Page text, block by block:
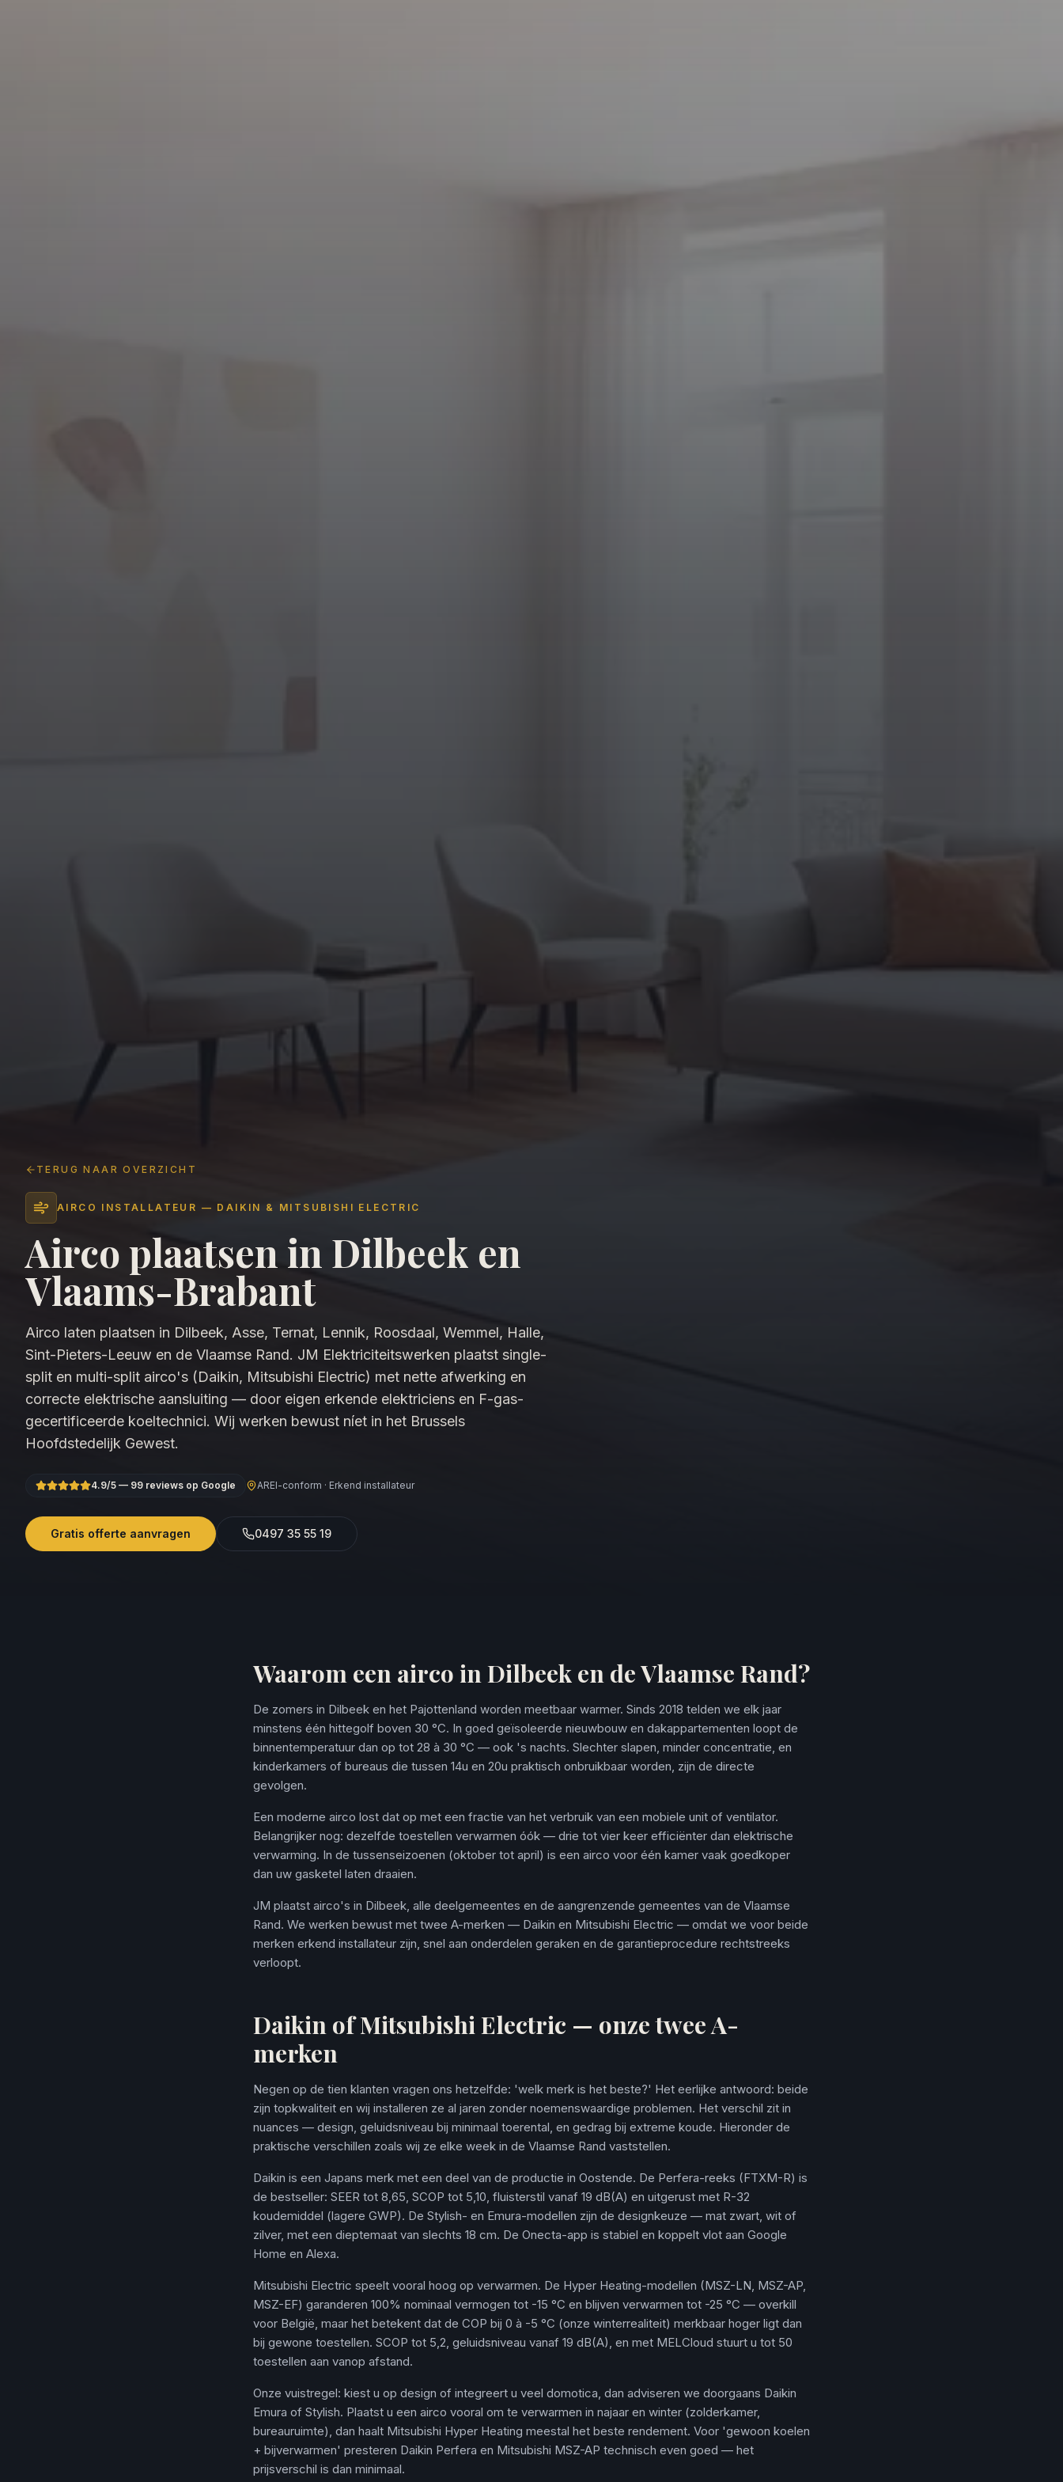
TERUG NAAR OVERZICHT
AIRCO INSTALLATEUR — DAIKIN & MITSUBISHI ELECTRIC
Airco plaatsen in Dilbeek en
Vlaams-Brabant
Airco laten plaatsen in Dilbeek, Asse, Ternat, Lennik, Roosdaal, Wemmel, Halle,
Sint-Pieters-Leeuw en de Vlaamse Rand. JM Elektriciteitswerken plaatst single-
split en multi-split airco's (Daikin, Mitsubishi Electric) met nette afwerking en
correcte elektrische aansluiting — door eigen erkende elektriciens en F-gas-
gecertificeerde koeltechnici. Wij werken bewust níet in het Brussels
Hoofdstedelijk Gewest.
4.9/5 — 99 reviews op Google AREI-conform · Erkend installateur
Gratis offerte aanvragen 0497 35 55 19
Waarom een airco in Dilbeek en de Vlaamse Rand?
De zomers in Dilbeek en het Pajottenland worden meetbaar warmer. Sinds 2018 telden we elk jaar
minstens één hittegolf boven 30 °C. In goed geïsoleerde nieuwbouw en dakappartementen loopt de
binnentemperatuur dan op tot 28 à 30 °C — ook 's nachts. Slechter slapen, minder concentratie, en
kinderkamers of bureaus die tussen 14u en 20u praktisch onbruikbaar worden, zijn de directe
gevolgen.
Een moderne airco lost dat op met een fractie van het verbruik van een mobiele unit of ventilator.
Belangrijker nog: dezelfde toestellen verwarmen óók — drie tot vier keer efficiënter dan elektrische
verwarming. In de tussenseizoenen (oktober tot april) is een airco voor één kamer vaak goedkoper
dan uw gasketel laten draaien.
JM plaatst airco's in Dilbeek, alle deelgemeentes en de aangrenzende gemeentes van de Vlaamse
Rand. We werken bewust met twee A-merken — Daikin en Mitsubishi Electric — omdat we voor beide
merken erkend installateur zijn, snel aan onderdelen geraken en de garantieprocedure rechtstreeks
verloopt.
Daikin of Mitsubishi Electric — onze twee A-
merken
Negen op de tien klanten vragen ons hetzelfde: 'welk merk is het beste?' Het eerlijke antwoord: beide
zijn topkwaliteit en wij installeren ze al jaren zonder noemenswaardige problemen. Het verschil zit in
nuances — design, geluidsniveau bij minimaal toerental, en gedrag bij extreme koude. Hieronder de
praktische verschillen zoals wij ze elke week in de Vlaamse Rand vaststellen.
Daikin is een Japans merk met een deel van de productie in Oostende. De Perfera-reeks (FTXM-R) is
de bestseller: SEER tot 8,65, SCOP tot 5,10, fluisterstil vanaf 19 dB(A) en uitgerust met R-32
koudemiddel (lagere GWP). De Stylish- en Emura-modellen zijn de designkeuze — mat zwart, wit of
zilver, met een dieptemaat van slechts 18 cm. De Onecta-app is stabiel en koppelt vlot aan Google
Home en Alexa.
Mitsubishi Electric speelt vooral hoog op verwarmen. De Hyper Heating-modellen (MSZ-LN, MSZ-AP,
MSZ-EF) garanderen 100% nominaal vermogen tot -15 °C en blijven verwarmen tot -25 °C — overkill
voor België, maar het betekent dat de COP bij 0 à -5 °C (onze winterrealiteit) merkbaar hoger ligt dan
bij gewone toestellen. SCOP tot 5,2, geluidsniveau vanaf 19 dB(A), en met MELCloud stuurt u tot 50
toestellen aan vanop afstand.
Onze vuistregel: kiest u op design of integreert u veel domotica, dan adviseren we doorgaans Daikin
Emura of Stylish. Plaatst u een airco vooral om te verwarmen in najaar en winter (zolderkamer,
bureauruimte), dan haalt Mitsubishi Hyper Heating meestal het beste rendement. Voor 'gewoon koelen
+ bijverwarmen' presteren Daikin Perfera en Mitsubishi MSZ-AP technisch even goed — het
prijsverschil is dan minimaal.